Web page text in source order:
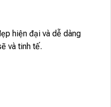
hiện đại và dễ dàng
và tinh tế.